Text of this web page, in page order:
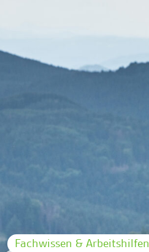
Fachwissen & Arbeitshilfen